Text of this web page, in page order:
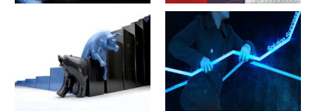
军工股[隆盛科技](300680)的公
军工股[钢研高纳](300034)的公
司详细资料